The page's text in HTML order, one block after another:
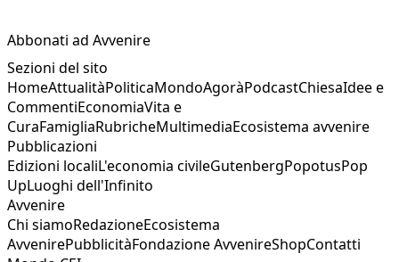
Abbonati ad Avvenire
Sezioni del sito
HomeAttualitàPoliticaMondoAgoràPodcastChiesaIdee e
CommentiEconomiaVita e
CuraFamigliaRubricheMultimediaEcosistema avvenire
Pubblicazioni
Edizioni localiL'economia civileGutenbergPopotusPop
UpLuoghi dell'Infinito
Avvenire
Chi siamoRedazioneEcosistema
AvvenirePubblicitàFondazione AvvenireShopContatti